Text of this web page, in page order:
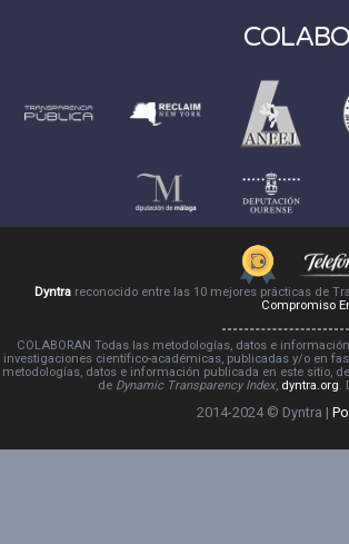
Dyntrareconocido entre las 10 mejores prácticas de
Compromiso
COLABORAN Todas las metodologías, datos e
investigaciones científico-académicas, publicadas y/o en
metodologías, datos e información publicada en este sitio,
de Dynamic Transparency Index, dyntra.org.
2014-2024 © Dyntra |